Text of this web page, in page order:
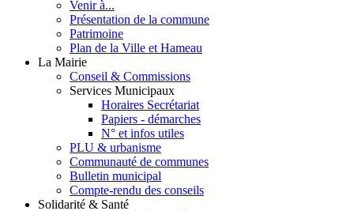
Venir à...
Présentation de la commune
Patrimoine
Plan de la Ville et Hameau
La Mairie
Conseil & Commissions
Services Municipaux
Horaires Secrétariat
Papiers - démarches
N° et infos utiles
PLU & urbanisme
Communauté de communes
Bulletin municipal
Compte-rendu des conseils
Solidarité & Santé